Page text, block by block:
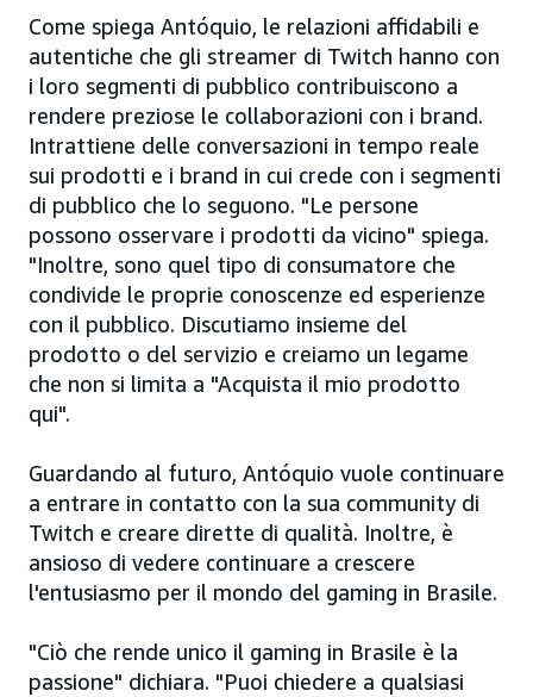
Come spiega Antóquio, le relazioni affidabili e
autentiche che gli streamer di Twitch hanno con
i loro segmenti di pubblico contribuiscono a
rendere preziose le collaborazioni con i brand.
Intrattiene delle conversazioni in tempo reale
sui prodotti e i brand in cui crede con i segmenti
di pubblico che lo seguono. "Le persone
possono osservare i prodotti da vicino" spiega.
"Inoltre, sono quel tipo di consumatore che
condivide le proprie conoscenze ed esperienze
con il pubblico. Discutiamo insieme del
prodotto o del servizio e creiamo un legame
che non si limita a "Acquista il mio prodotto
qui".
Guardando al futuro, Antóquio vuole continuare
a entrare in contatto con la sua community di
Twitch e creare dirette di qualità. Inoltre, è
ansioso di vedere continuare a crescere
l'entusiasmo per il mondo del gaming in Brasile.
"Ciò che rende unico il gaming in Brasile è la
passione" dichiara. "Puoi chiedere a qualsiasi